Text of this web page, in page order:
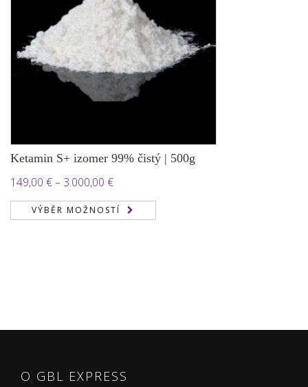
Ketamin S+ izomer 99% čistý | 500g
149,00 €– 3.000,00 €Rozpětí
cen:
149,00 €
VÝBĚR MOŽNOSTÍ
O GBL EXPRESS